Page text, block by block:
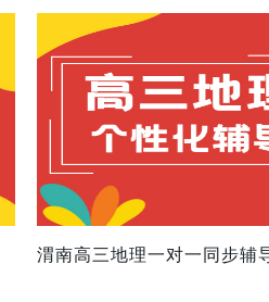
渭南高三地理一对一同步辅